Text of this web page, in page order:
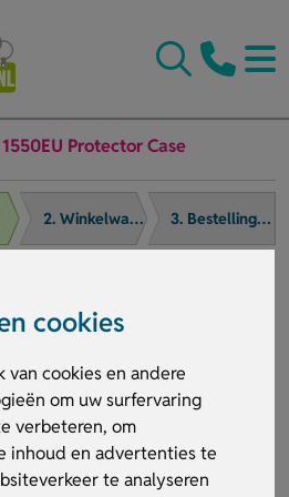
cookies
van cookies en andere
om uw surfervaring
verbeteren, om
inhoud en advertenties te
te analyseren
1550EU Protector Case
2. Winkelwagen 3. Bestelling afronden